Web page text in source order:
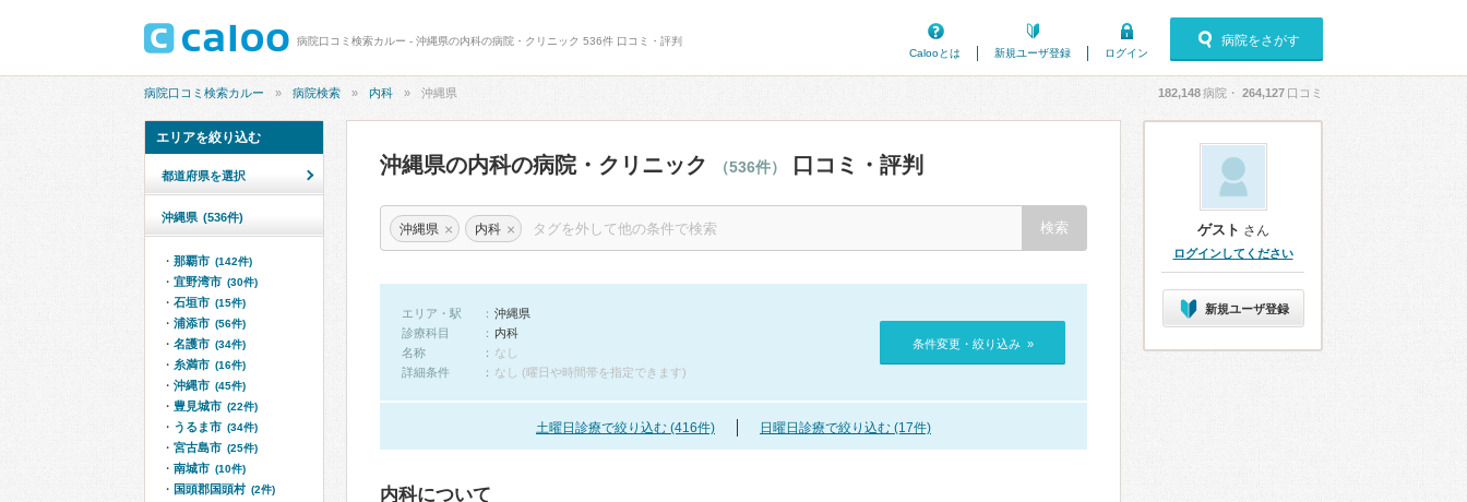
病院口コミ検索カルー - 沖縄県の内科の病院・クリニック 536件 口コミ・評判
Calooとは
新規ユーザ登録 ログイン
病院をさがす
病院口コミ検索カルー 病院検索 内科 沖縄県 182,148病院・ 264,127 口コミ
沖縄県の内科の病院・クリニック （536件） 口コミ・評判
沖縄県 × 内科 ×
エリア・駅
沖縄県
診療科目
内科
名称
なし
詳細条件
なし (曜日や時間帯を指定できます)
条件変更・絞り込み »
土曜日診療で絞り込む (416件) 日曜日診療で絞り込む (17件)
内科について
エリアを絞り込む
都道府県を選択
沖縄県 (536件)
那覇市 (142件)
宜野湾市 (30件)
石垣市 (15件)
浦添市 (56件)
名護市 (34件)
糸満市 (16件)
沖縄市 (45件)
豊見城市 (22件)
うるま市 (34件)
宮古島市 (25件)
南城市 (10件)
国頭郡国頭村 (2件)
ゲスト さん
ログインしてください
新規ユーザ登録